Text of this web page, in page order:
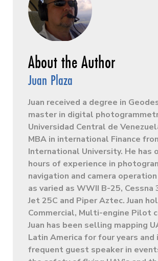
Juan Plaza
Juan received a degree in
master in digital
Universidad Central de
MBA in international Finance
International University. He has
hours of experience in
navigation and camera
as varied as WWII B-25, Cessna
Jet 25C and Piper Aztec. Juan
Commercial, Multi-engine Pilot
Juan has been selling mapping
Latin America for four years and
frequent guest speaker in